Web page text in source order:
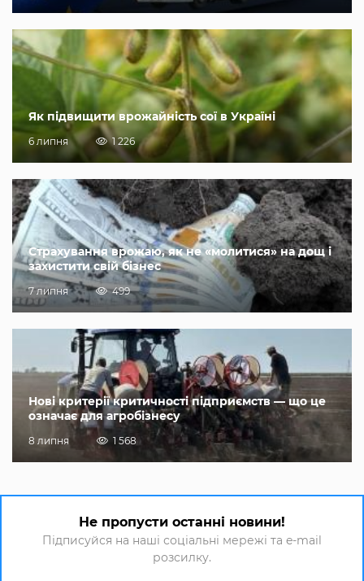
Як підвищити врожайність сої в Україні
6 липня 1 226
Страхування врожаю, як не «молитися» на дощ і
захистити свій бізнес
7 липня 499
Нові критерії критичності підприємств — що це
означає для агробізнесу
8 липня 1 568
Не пропусти останні новини!
Підписуйся на наші соціальні мережі та e-mail
розсилку.